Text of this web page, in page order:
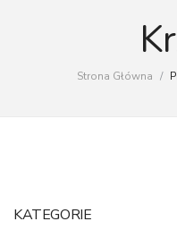
Strona Główna /
KATEGORIE